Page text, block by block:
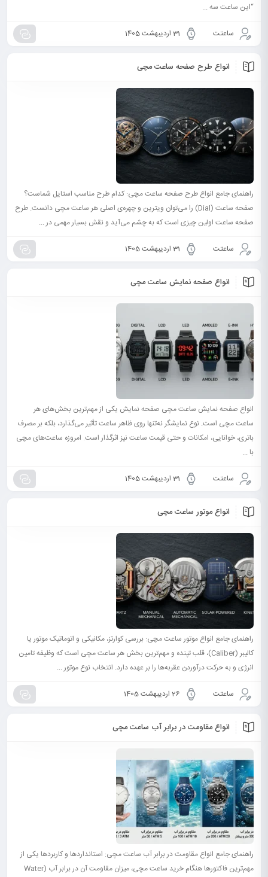
“این ساعت سه ...
ساعتت 31 اردیبهشت 1405
انواع طرح صفحه ساعت مچی
راهنمای جامع انواع طرح صفحه ساعت مچی: کدام طرح مناسب استایل شماست؟
صفحه ساعت (Dial) را می‌توان ویترین و چهره‌ی اصلی هر ساعت مچی دانست. طرح
صفحه ساعت اولین چیزی است که به چشم می‌آید و نقش بسیار مهمی در ...
ساعتت 31 اردیبهشت 1405
انواع صفحه نمایش ساعت مچی
انواع صفحه نمایش ساعت مچی صفحه نمایش یکی از مهم‌ترین بخش‌های هر
ساعت مچی است. نوع نمایشگر نه‌تنها روی ظاهر ساعت تأثیر می‌گذارد، بلکه بر مصرف
باتری، خوانایی، امکانات و حتی قیمت ساعت نیز اثرگذار است. امروزه ساعت‌های مچی
با ...
ساعتت 31 اردیبهشت 1405
انواع موتور ساعت مچی
راهنمای جامع انواع موتور ساعت مچی: بررسی کوارتز، مکانیکی و اتوماتیک موتور یا
کالیبر (Caliber)، قلب تپنده و مهم‌ترین بخش هر ساعت مچی است که وظیفه تامین
انرژی و به حرکت درآوردن عقربه‌ها را بر عهده دارد. انتخاب نوع موتور ...
ساعتت 26 اردیبهشت 1405
انواع مقاومت در برابر آب ساعت مچی
راهنمای جامع انواع مقاومت در برابر آب ساعت مچی: استانداردها و کاربردها یکی از
مهم‌ترین فاکتورها هنگام خرید ساعت مچی، میزان مقاومت آن در برابر آب (Water